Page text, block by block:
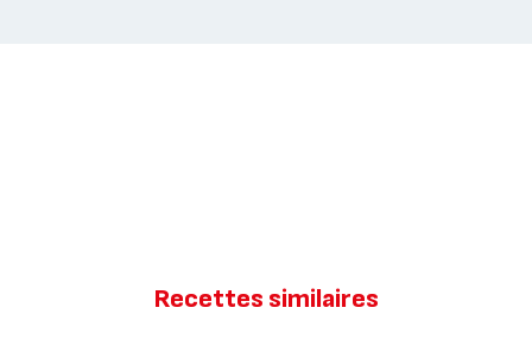
Recettes similaires